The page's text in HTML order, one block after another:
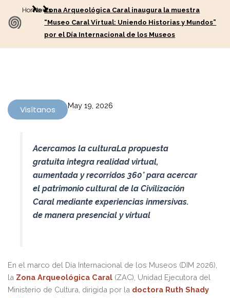
HomeNewsZona Arqueológica Caral inaugura la muestra
“Museo Caral Virtual: Uniendo Historias y Mundos”
por el Día Internacional de los Museos
Visítanos May 19, 2026
Acercamos la culturaLa propuesta
gratuita integra realidad virtual,
aumentada y recorridos 360° para acercar
el patrimonio cultural de la Civilización
Caral mediante experiencias inmersivas.
de manera presencial y virtual
En el marco del Día Internacional de los Museos (DIM 2026),
la Zona Arqueológica Caral (ZAC), Unidad Ejecutora del
Ministerio de Cultura, dirigida por la doctora Ruth Shady